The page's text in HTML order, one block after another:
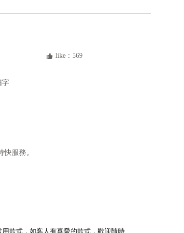
뀗 like： 569
字
服務。
款式，如客人有喜愛的款式，歡迎隨時